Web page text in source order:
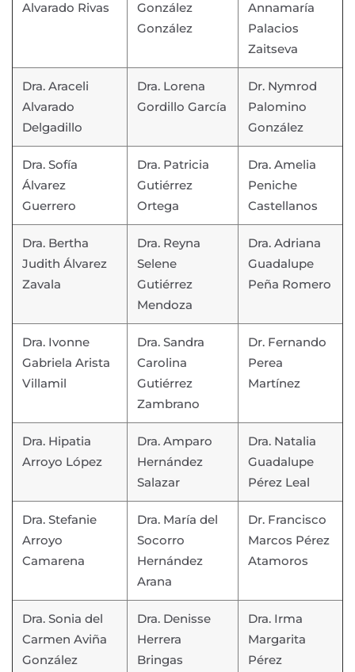
Alvarado Rivas
González
González
Annamaría
Palacios
Zaitseva
Dra. Araceli
Alvarado
Delgadillo
Dra. Lorena
Gordillo García
Dr. Nymrod
Palomino
González
Dra. Sofía
Álvarez
Guerrero
Dra. Patricia
Gutiérrez
Ortega
Dra. Amelia
Peniche
Castellanos
Dra. Bertha
Judith Álvarez
Zavala
Dra. Reyna
Selene
Gutiérrez
Mendoza
Dra. Adriana
Guadalupe
Peña Romero
Dra. Ivonne
Gabriela Arista
Villamil
Dra. Sandra
Carolina
Gutiérrez
Zambrano
Dr. Fernando
Perea
Martínez
Dra. Hipatia
Arroyo López
Dra. Amparo
Hernández
Salazar
Dra. Natalia
Guadalupe
Pérez Leal
Dra. Stefanie
Arroyo
Camarena
Dra. María del
Socorro
Hernández
Arana
Dr. Francisco
Marcos Pérez
Atamoros
Dra. Sonia del
Carmen Aviña
González
Dra. Denisse
Herrera
Bringas
Dra. Irma
Margarita
Pérez